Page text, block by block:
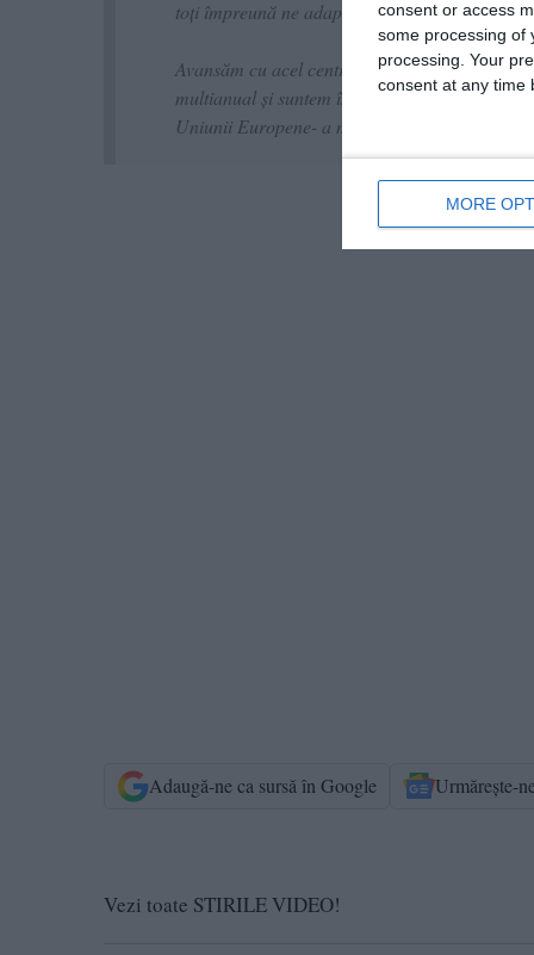
consent or access
some processing of
processing. Your
consent at any time
MORE
toţi împreună ne adaptăm pentru acest tip de
Avansăm cu acel centru european de
multianual şi suntem în negociere cu
Uniunii Europene- a mai punctat Nicușor Dan.
Adaugă-ne ca sursă în Google Urmărește-
Vezi toate STIRILE VIDEO!